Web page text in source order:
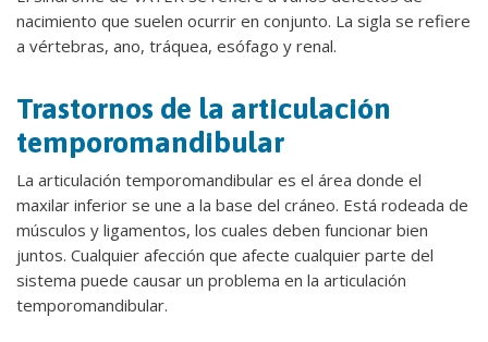
nacimiento que suelen ocurrir en conjunto. La sigla se refiere
a vértebras, ano, tráquea, esófago y renal.
Trastornos de la articulación
temporomandibular
La articulación temporomandibular es el área donde el
maxilar inferior se une a la base del cráneo. Está rodeada de
músculos y ligamentos, los cuales deben funcionar bien
juntos. Cualquier afección que afecte cualquier parte del
sistema puede causar un problema en la articulación
temporomandibular.